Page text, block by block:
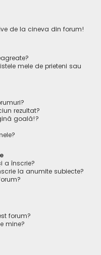
de la cineva din forum!
mele de prieteni sau
rezultat?
goală!?
a înscrie?
la anumite subiecte?
forum?
mine?